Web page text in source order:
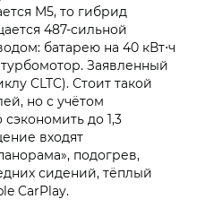
M5, то гибрид
487-сильной
батарею на 40 кВт⋅ч
Заявленный
CLTC). Стоит такой
но с учётом
до 1,3
входят
подогрев,
сидений, тёплый
CarPlay.